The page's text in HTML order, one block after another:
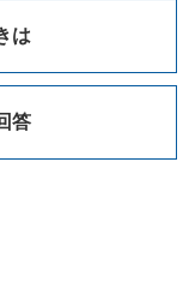
は
答